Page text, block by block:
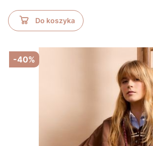
Do koszyka
-40%